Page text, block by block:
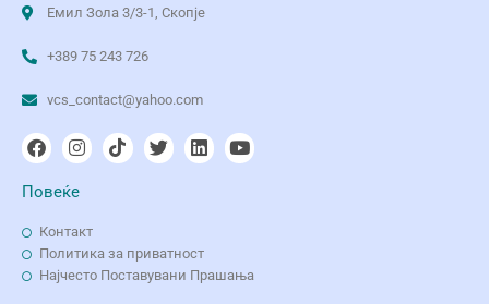
Емил Зола 3/3-1, Скопје
+389 75 243 726
vcs_contact@yahoo.com
Повеќе
Контакт
Политика за приватност
Најчесто Поставувани Прашања